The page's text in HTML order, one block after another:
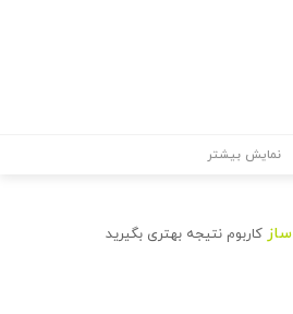
نمایش بیشتر
کاربوم نتیجه بهتری بگیرید